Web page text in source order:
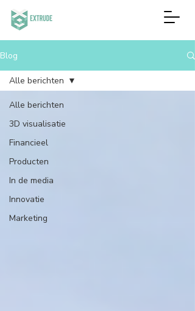
Blog
Alle berichten
3D visualisatie
Financieel
Producten
In de media
Innovatie
Marketing
Alle berichten